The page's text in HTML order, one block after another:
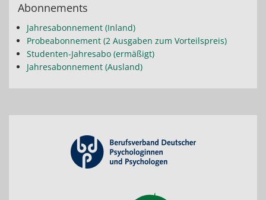
Abonnements
Jahresabonnement (Inland)
Probeabonnement (2 Ausgaben zum Vorteilspreis)
Studenten-Jahresabo (ermäßigt)
Jahresabonnement (Ausland)